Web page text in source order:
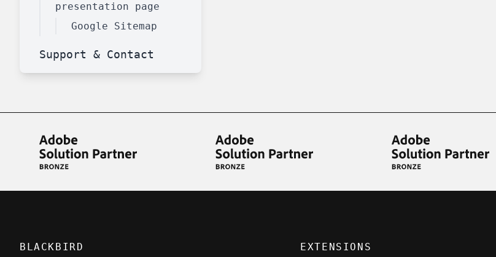
presentation page
Google Sitemap
Support & Contact
BLACKBIRD EXTENSIONS